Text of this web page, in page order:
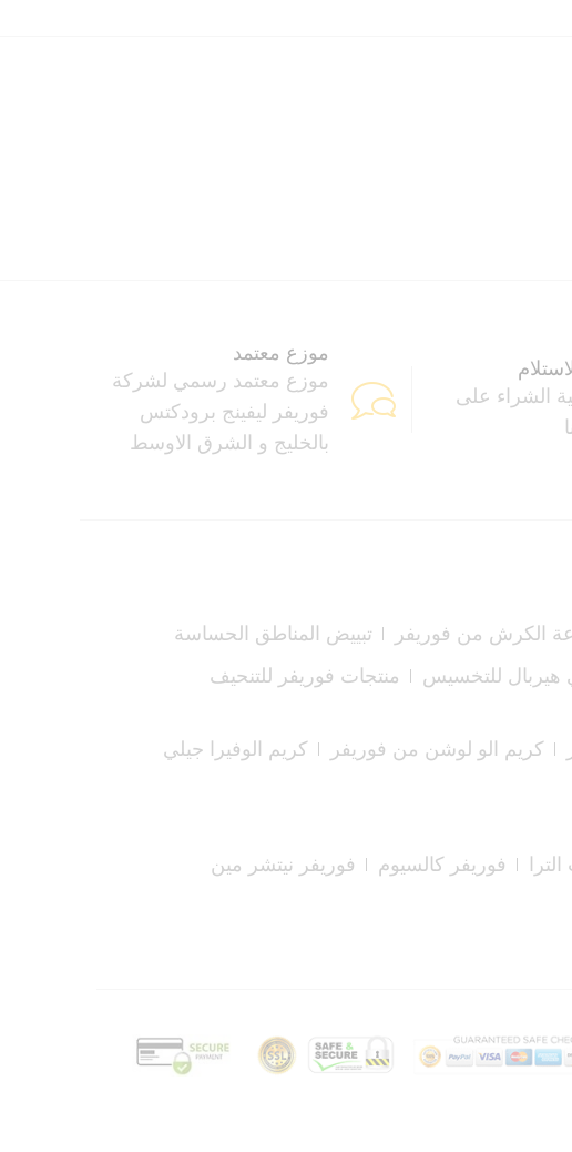
الشراء على
موزع معتمد
موزع معتمد رسمي لشركة
فوريفر ليفينج برودكتس
بالخليج و الشرق الاوسط
الكرش من فوريفر تبييض المناطق الحساسة
هيربال للتخسيس منتجات فوريفر للتنحيف
كريم الو لوشن من فوريفر
كريم الوفيرا جيلي
فوريفر كالسيوم فوريفر نيتشر مين